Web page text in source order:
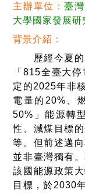
主辦單位：臺
大學國家發展研
背景介紹：
歷經今夏的
「815全臺大
定的2025年非
電量的20%、
50%」能源轉
性、減煤目標
等。但前述邁
並非臺灣獨有
該國能源政策
目標，於2030